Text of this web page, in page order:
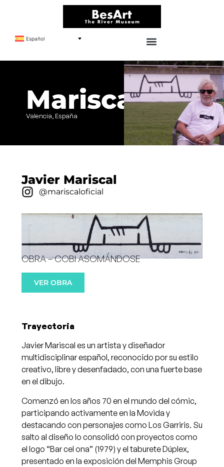
Español
Mariscal
Valencia, España
Javier Mariscal
@mariscaloficial
OBRA – COBI ASOMÁNDOSE
VER OBRA
Trayectoria
Javier Mariscal es un artista y diseñador
multidisciplinar español, reconocido por su estilo
creativo, libre y desenfadado, con una fuerte base
en el dibujo.
Comenzó en los años 70 en el mundo del cómic,
participando activamente en la Movida y
destacando con personajes como Los Garriris. Su
salto al diseño lo consolidó con proyectos como
el logo “Bar cel ona” (1979) y el taburete Dúplex,
presentado en la exposición del Memphis Group